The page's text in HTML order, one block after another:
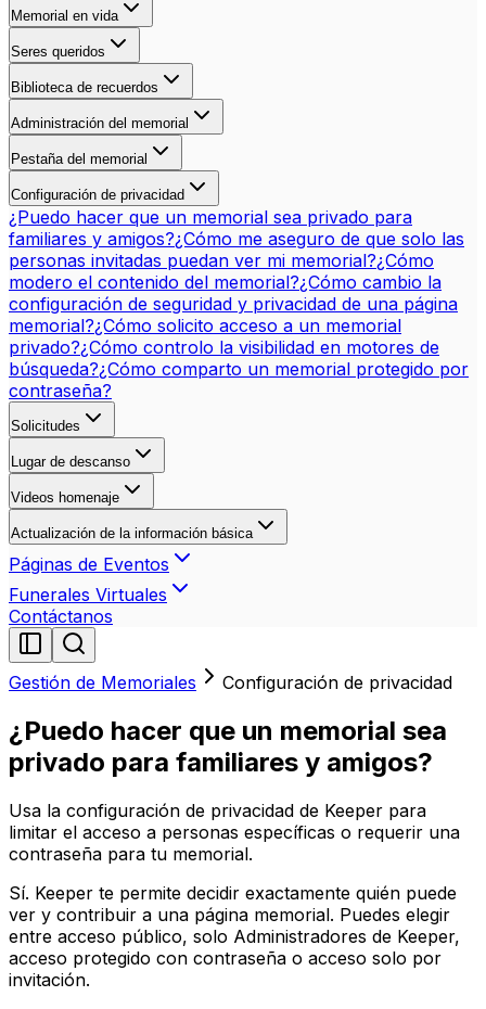
Memorial en vida
Seres queridos
Biblioteca de recuerdos
Administración del memorial
Pestaña del memorial
Configuración de privacidad
¿Puedo hacer que un memorial sea privado para
familiares y amigos?¿Cómo me aseguro de que solo las
personas invitadas puedan ver mi memorial?¿Cómo
modero el contenido del memorial?¿Cómo cambio la
configuración de seguridad y privacidad de una página
memorial?¿Cómo solicito acceso a un memorial
privado?¿Cómo controlo la visibilidad en motores de
búsqueda?¿Cómo comparto un memorial protegido por
contraseña?
Solicitudes
Lugar de descanso
Videos homenaje
Actualización de la información básica
Páginas de Eventos
Funerales Virtuales
Contáctanos
Gestión de Memoriales Configuración de privacidad
¿Puedo hacer que un memorial sea
privado para familiares y amigos?
Usa la configuración de privacidad de Keeper para
limitar el acceso a personas específicas o requerir una
contraseña para tu memorial.
Sí. Keeper te permite decidir exactamente quién puede
ver y contribuir a una página memorial. Puedes elegir
entre acceso público, solo Administradores de Keeper,
acceso protegido con contraseña o acceso solo por
invitación.